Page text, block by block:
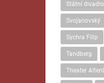
Státní
Svojanovský
Sychra Filip
Tandberg
Theater